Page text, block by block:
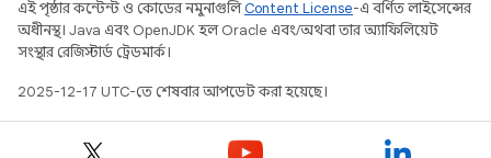
এই পৃষ্ঠার কন্টেন্ট ও কোডের নমুনাগুলিContent License-এ বর্ণিত লাইসেন্সের
অধীনস্থ। Java এবং OpenJDK হল Oracle এবং/অথবা তার অ্যাফিলিয়েট
সংস্থার রেজিস্টার্ড ট্রেডমার্ক।
2025-12-17 UTC-তে শেষবার আপডেট করা হয়েছে।